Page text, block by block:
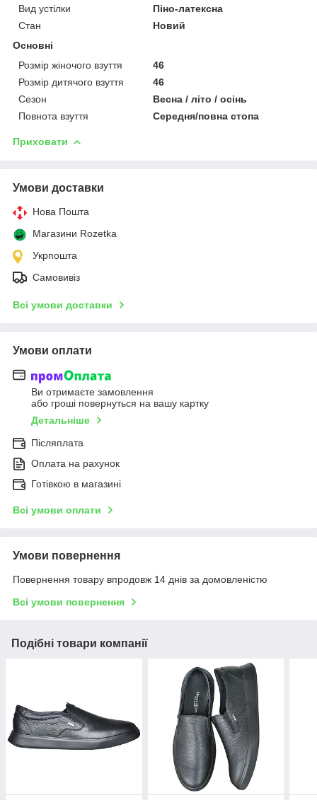
Вид устілки
Піно-латексна
Стан
Новий
Основні
Розмір жіночого взуття
46
Розмір дитячого взуття
46
Сезон
Весна / літо / осінь
Повнота взуття
Середня/повна стопа
Приховати
Умови доставки
Нова Пошта
Магазини Rozetka
Укрпошта
Самовивіз
Всі умови доставки
Умови оплати
Ви отримаєте замовлення
або гроші повернуться на вашу картку
Детальніше
Післяплата
Оплата на рахунок
Готівкою в магазині
Всі умови оплати
Умови повернення
Повернення товару впродовж 14 днів за домовленістю
Всі умови повернення
Подібні товари компанії